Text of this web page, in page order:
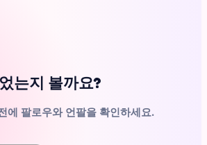
는지 볼까요?
에 팔로우와 언팔을 확인하세요.